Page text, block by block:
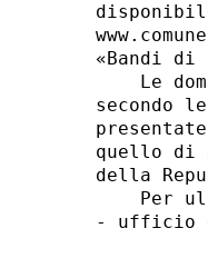
«Bandi di
Le
secondo
quello di
della
Per
- ufficio